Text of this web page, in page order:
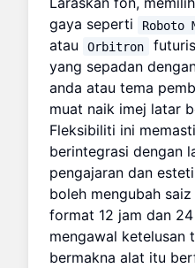
gaya seperti
Roboto
atau
Orbitron
yang sepadan
anda atau tema
muat naik imej latar
Fleksibiliti ini
berintegrasi dengan
pengajaran dan
boleh mengubah
format 12 jam dan
mengawal ketelusan
bermakna alat itu